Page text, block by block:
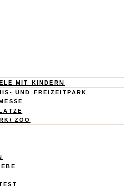
MIT KINDERN
UND FREIZEITPARK
ZOO